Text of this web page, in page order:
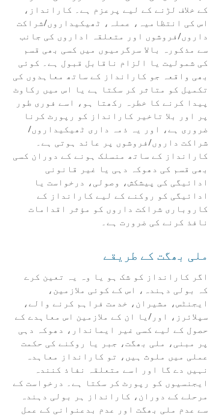
کے خلاف لڑنے کے لیے پرعزم ہے۔ کارانداز،
اس کی انتظامیہ، عملہ، ٹھیکیداروں/شراکت
داروں/فروشوں اور متعلقہ اداروں کی جانب
سے مذکورہ بالا سرگرمیوں میں کسی بھی قسم
کی شمولیت یا الزام ناقابل قبول ہے۔ کوئی
بھی واقعہ جو کارانداز کے ساتھ معاہدوں کی
تکمیل کو متاثر کر سکتا ہے یا اس میں رکاوٹ
پیدا کرنے کا خطرہ رکھتا ہو، اسے فوری طور
پر اور بلا تاخیر کارانداز کو رپورٹ کرنا
ضروری ہے، اور یہ ذمہ داری ٹھیکیداروں/
شراکت داروں/فروشوں پر عائد ہوتی ہے۔
کارانداز کے ساتھ منسلک ہونے کے دوران کسی
بھی قسم کی دھوکہ دہی یا غیر قانونی
ادائیگی کی پیشکش، وصولی، درخواست یا
ادائیگی کو روکنے کے لیے کارانداز کے
کاروباری شراکت داروں کو مؤثر اقدامات
نافذ کرنے کی ضرورت ہے۔
ملی بھگت کے طریقے
اگر کارانداز کو شک ہو یا وہ یہ تعین کرے
کہ بولی دہندہ، اس کے کوئی ملازمین،
ایجنٹس، مشیران، خدمت فراہم کرنے والے،
سپلائرز، اور/یا ان کے ملازمین اس معاہدے کے
حصول کے لیے کسی غیر ایماندار، دھوکہ دہی
پر مبنی، ملی بھگت، جبر یا روکنے کی حکمت
عملی میں ملوث ہیں، تو کارانداز معاہدہ
نہیں دے گا اور اسے متعلقہ نفاذ کنندہ
ایجنسیوں کو رپورٹ کر سکتا ہے۔ درخواست کے
مرحلے کے دوران، کارانداز ہر بولی دہندہ
سے عدم ملی بھگت اور عدم بدعنوانی کے عمل